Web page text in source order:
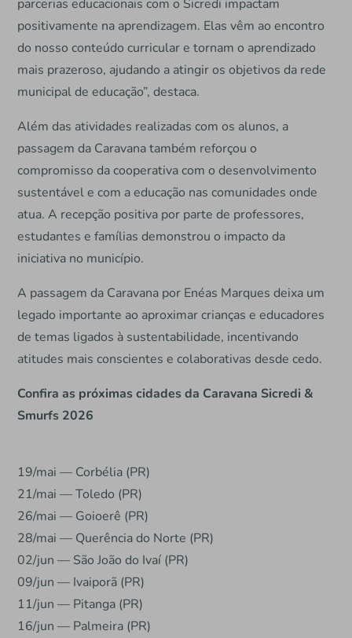
parcerias educacionais com o Sicredi impactam
positivamente na aprendizagem. Elas vêm ao encontro
do nosso conteúdo curricular e tornam o aprendizado
mais prazeroso, ajudando a atingir os objetivos da rede
municipal de educação”, destaca.
Além das atividades realizadas com os alunos, a
passagem da Caravana também reforçou o
compromisso da cooperativa com o desenvolvimento
sustentável e com a educação nas comunidades onde
atua. A recepção positiva por parte de professores,
estudantes e famílias demonstrou o impacto da
iniciativa no município.
A passagem da Caravana por Enéas Marques deixa um
legado importante ao aproximar crianças e educadores
de temas ligados à sustentabilidade, incentivando
atitudes mais conscientes e colaborativas desde cedo.
Confira as próximas cidades da Caravana Sicredi &
Smurfs 2026
19/mai — Corbélia (PR)
21/mai — Toledo (PR)
26/mai — Goioerê (PR)
28/mai — Querência do Norte (PR)
02/jun — São João do Ivaí (PR)
09/jun — Ivaiporã (PR)
11/jun — Pitanga (PR)
16/jun — Palmeira (PR)